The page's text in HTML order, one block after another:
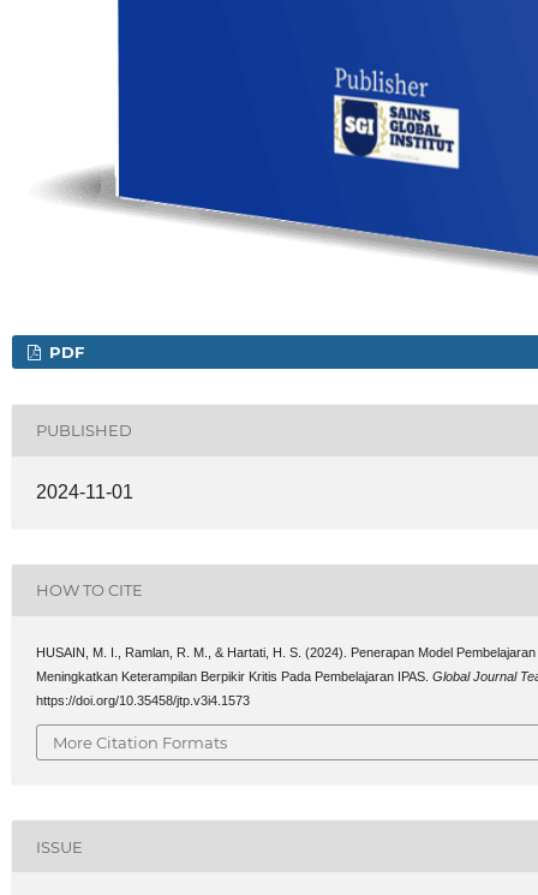
PDF
PUBLISHED
2024-11-01
HOW TO CITE
HUSAIN, M. I., Ramlan, R. M., & Hartati, H. S. (2024). Penerapan Model
Meningkatkan Keterampilan Berpikir Kritis Pada Pembelajaran IPAS. Global Journal
https://doi.org/10.35458/jtp.v3i4.1573
More Citation Formats
ISSUE